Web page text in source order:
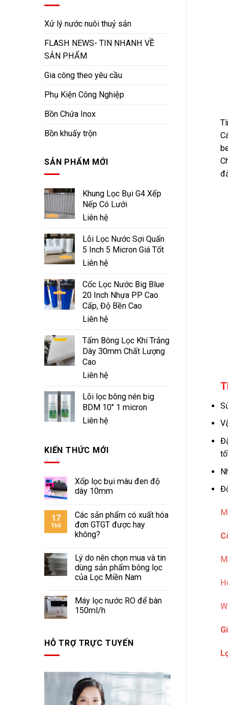
Xử lý nước nuôi thuỷ sản
FLASH NEWS- TIN NHANH VỀ
SẢN PHẨM
Gia công theo yêu cầu
Phụ Kiện Công Nghiệp
Bồn Chứa Inox
Bồn khuấy trộn
SẢN PHẨM MỚI
Khung Lọc Bụi G4 Xếp
Nếp Có Lưới
Liên hệ
Lõi Lọc Nước Sợi Quấn
5 Inch 5 Micron Giá Tốt
Liên hệ
Cốc Lọc Nước Big Blue
20 Inch Nhựa PP Cao
Cấp, Độ Bền Cao
Liên hệ
Tấm Bông Lọc Khí Trắng
Dày 30mm Chất Lượng
Cao
Liên hệ
Lõi lọc bông nén big
BDM 10" 1 micron
Liên hệ
KIẾN THỨC MỚI
Xốp lọc bụi màu đen độ
dày 10mm
17
Th5
Các sản phẩm có xuất hóa
đơn GTGT được hay
không?
Lý do nên chọn mua và tin
dùng sản phẩm bông lọc
của Lọc Miền Nam
Máy lọc nước RO để bàn
150ml/h
HỖ TRỢ TRỰC TUYẾN